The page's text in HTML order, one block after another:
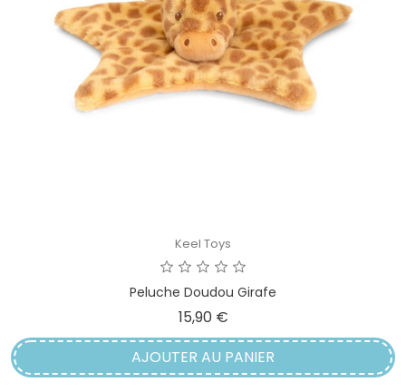
Keel Toys
Peluche Doudou Girafe
15,90 €Prix
AJOUTER AU PANIER